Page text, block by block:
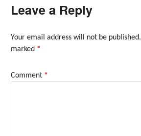
Leave a Reply
Your email address will not be published.
marked *
Comment *